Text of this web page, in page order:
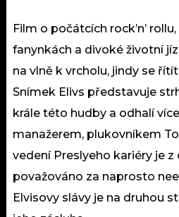
Film o počátcích rock’n’
fanynkách a divoké životní
na vlně k vrcholu, jindy se
Snímek Elivs představuje
krále této hudby a odhalí
manažerem, plukovníkem
vedení Preslyeho kariéry je z
považováno za naprosto
Elvisovy slávy je na druhou